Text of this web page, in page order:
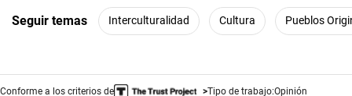
Seguir temas Interculturalidad Cultura Pueblos
Conforme a los criterios de Tipo de trabajo:Opinión